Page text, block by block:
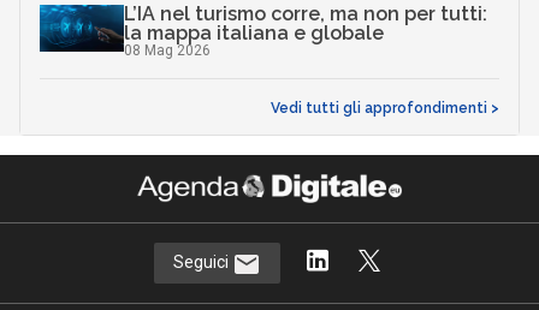
L’IA nel turismo corre, ma non per tutti:
la mappa italiana e globale
08 Mag 2026
Vedi tutti gli approfondimenti >
Seguici